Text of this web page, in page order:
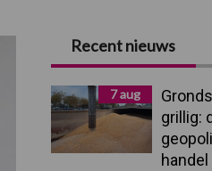
Primaire
Sidebar
Recent nieuws
7 aug
grillig: